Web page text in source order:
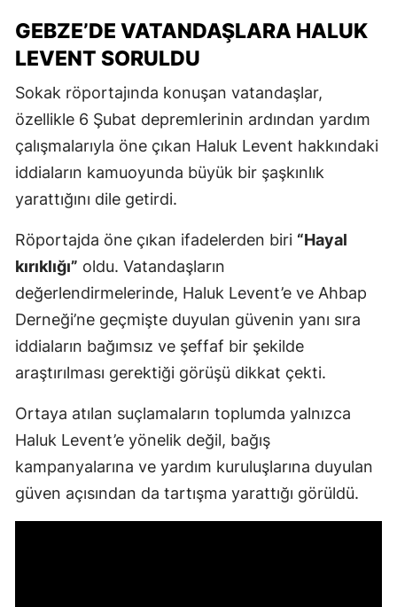
GEBZE’DE VATANDAŞLARA HALUK
LEVENT SORULDU
Sokak röportajında konuşan vatandaşlar,
özellikle 6 Şubat depremlerinin ardından yardım
çalışmalarıyla öne çıkan Haluk Levent hakkındaki
iddiaların kamuoyunda büyük bir şaşkınlık
yarattığını dile getirdi.
Röportajda öne çıkan ifadelerden biri “Hayal
kırıklığı” oldu. Vatandaşların
değerlendirmelerinde, Haluk Levent’e ve Ahbap
Derneği’ne geçmişte duyulan güvenin yanı sıra
iddiaların bağımsız ve şeffaf bir şekilde
araştırılması gerektiği görüşü dikkat çekti.
Ortaya atılan suçlamaların toplumda yalnızca
Haluk Levent’e yönelik değil, bağış
kampanyalarına ve yardım kuruluşlarına duyulan
güven açısından da tartışma yarattığı görüldü.